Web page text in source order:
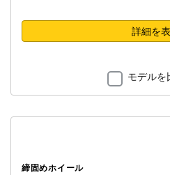
詳細を
モデルを
締固めホイール